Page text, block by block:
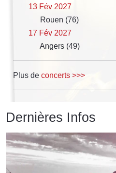
13 Fév 2027
Rouen (76)
17 Fév 2027
Angers (49)
Plus de concerts >>>
Dernières Infos